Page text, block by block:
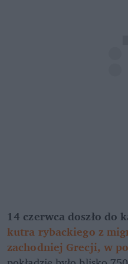
kutra rybackiego z
zachodniej Grecji, w